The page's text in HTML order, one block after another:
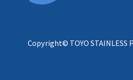
Copyright© TOYO STAINLESS